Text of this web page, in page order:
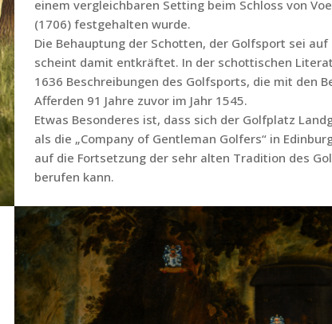
einem vergleichbaren Setting beim Schloss von
(1706) festgehalten wurde.
Die Behauptung der Schotten, der Golfsport sei
scheint damit entkräftet. In der schottischen
1636 Beschreibungen des Golfsports, die mit den
Afferden 91 Jahre zuvor im Jahr 1545.
Etwas Besonderes ist, dass sich der Golfplatz
als die „Company of Gentleman Golfers“ in
auf die Fortsetzung der sehr alten Tradition des
berufen kann.